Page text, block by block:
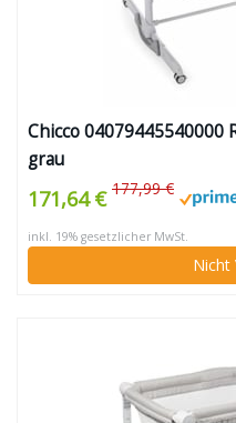
Chicco 04079445540000
grau
171,64 € 177,99 €
inkl. 19% gesetzlicher MwSt.
Nicht